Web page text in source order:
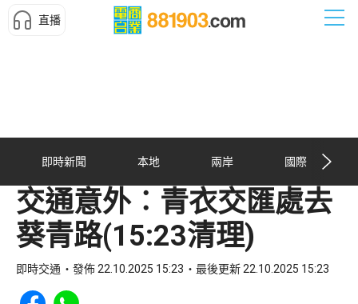
直播
即時新聞 本地 兩岸 國際
交通意外︰青衣交匯處去
葵青路(15:23清理)
即時交通 發佈 22.10.2025 15:23 最後更新 22.10.2025 15:23
Share to Facebook
Share to WhatsApp